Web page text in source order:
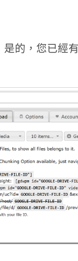
是的，您已經